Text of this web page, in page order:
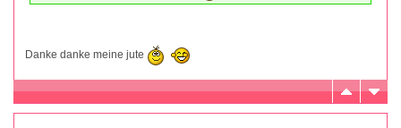
Danke danke meine jute